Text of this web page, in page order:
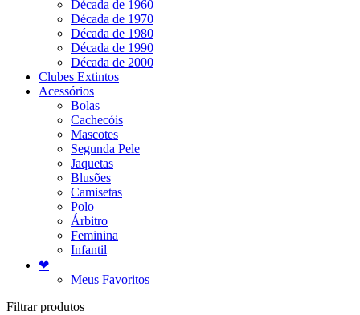
Década de 1960
Década de 1970
Década de 1980
Década de 1990
Década de 2000
Clubes Extintos
Acessórios
Bolas
Cachecóis
Mascotes
Segunda Pele
Jaquetas
Blusões
Camisetas
Polo
Árbitro
Feminina
Infantil
❤
Meus Favoritos
Filtrar produtos